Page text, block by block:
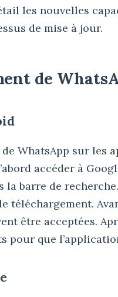
les nouvelles
de mise à jour.
de
WhatsApp sur les
accéder à
la barre de
téléchargement.
être acceptées.
que